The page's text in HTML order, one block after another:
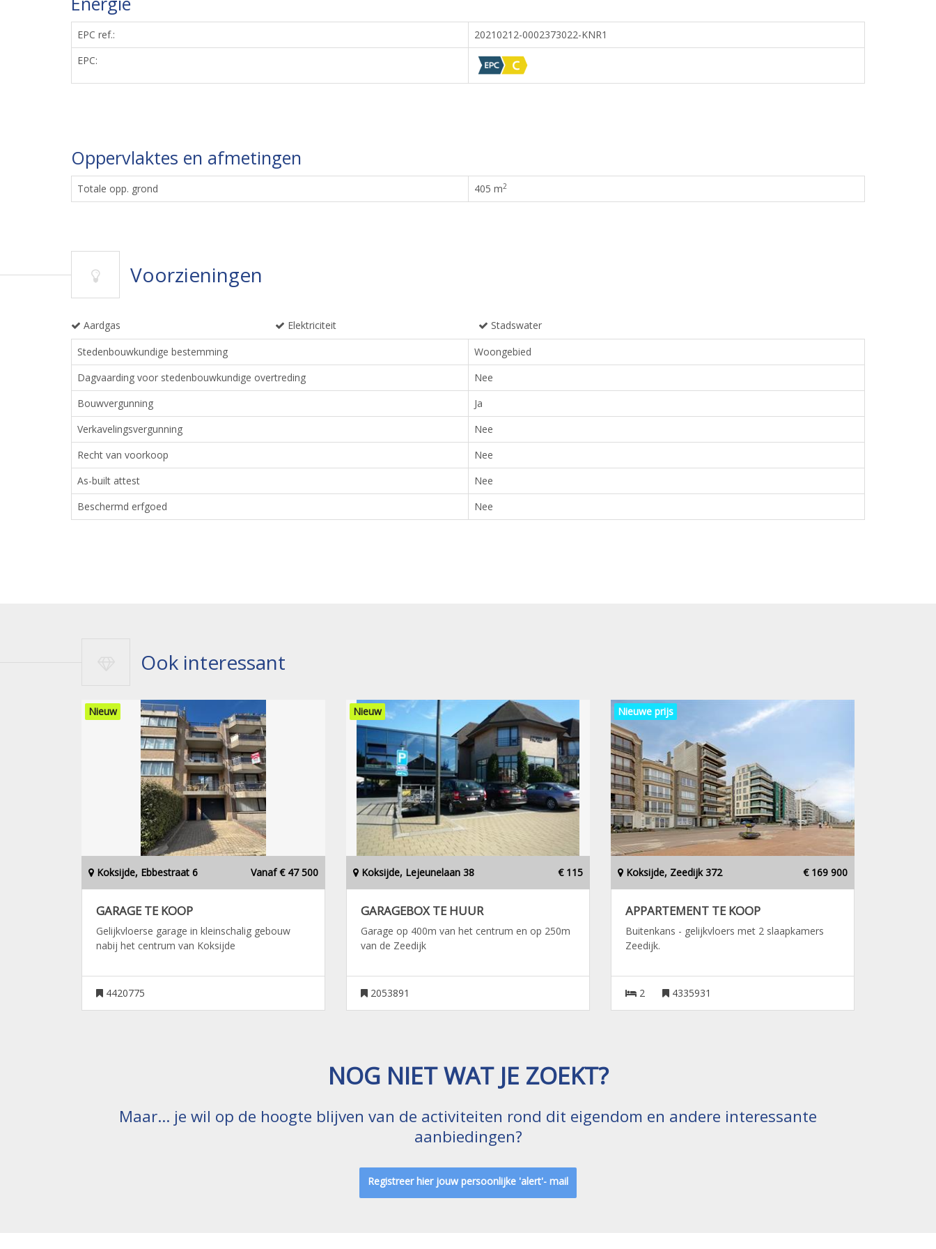
EPC ref.:
20210212-0002373022-KNR1
EPC:
Oppervlaktes en afmetingen
Totale opp. grond 405 m2
Voorzieningen
Aardgas Elektriciteit
Stadswater
Stedenbouwkundige bestemming
Woongebied
Dagvaarding voor stedenbouwkundige overtreding
Nee
Bouwvergunning
Ja
Verkavelingsvergunning
Nee
Recht van voorkoop
Nee
As-built attest
Nee
Beschermd erfgoed
Nee
Ook interessant
Nieuw
Koksijde, Ebbestraat 6 Vanaf € 47 500
GARAGE TE KOOP
Gelijkvloerse garage in kleinschalig gebouw
nabij het centrum van Koksijde
4420775
Nieuw
Koksijde, Lejeunelaan 38 € 115
GARAGEBOX TE HUUR
Garage op 400m van het centrum en op 250m
van de Zeedijk
2053891
Nieuwe prijs
Koksijde, Zeedijk 372 € 169 900
APPARTEMENT TE KOOP
Buitenkans - gelijkvloers met 2 slaapkamers
Zeedijk.
2 4335931
NOG NIET WAT JE ZOEKT?
Maar... je wil op de hoogte blijven van de activiteiten rond dit eigendom en andere interessante
aanbiedingen?
Registreer hier jouw persoonlijke 'alert'- mail